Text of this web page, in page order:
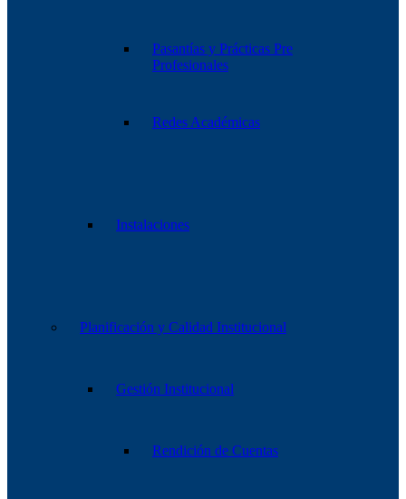
Pasantías y Prácticas Pre
Profesionales
Redes Académicas
Instalaciones
Planificación y Calidad Institucional
Gestión Institucional
Rendición de Cuentas